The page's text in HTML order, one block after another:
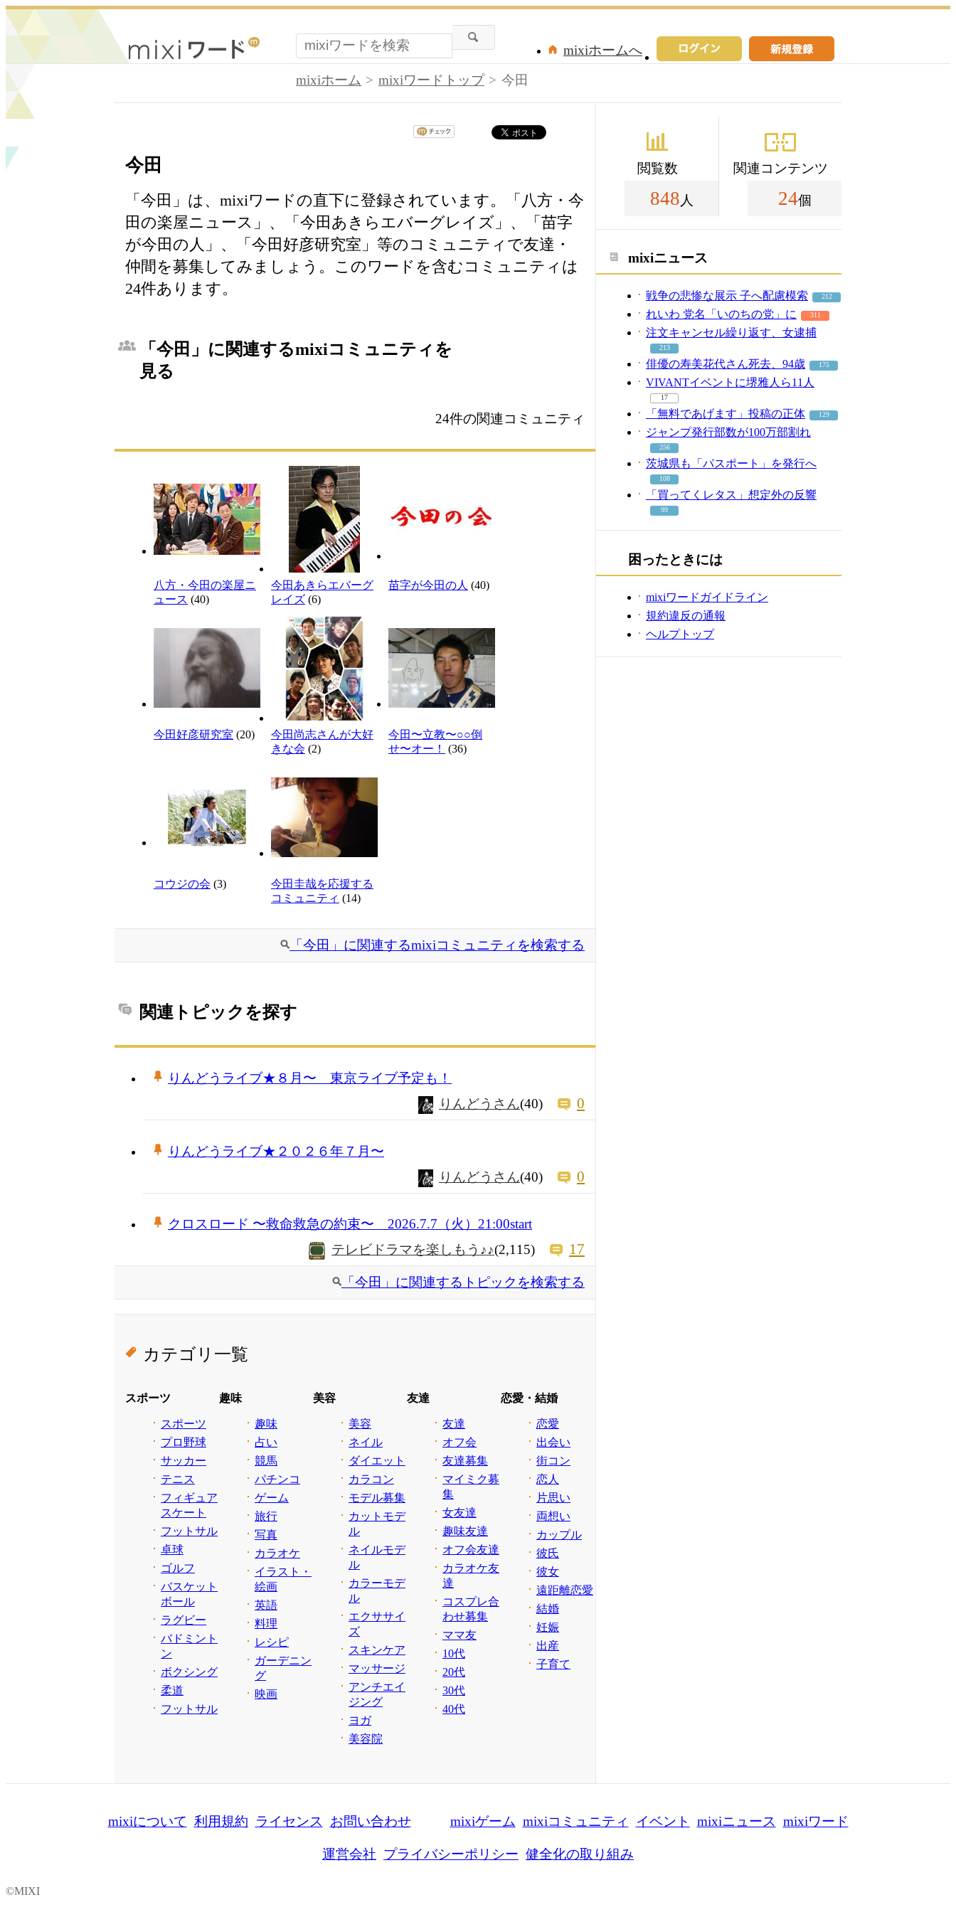
mixiホームへ
mixiホーム
mixiワードトップ 今田
今田
「今田」は、mixiワードの直下に登録されています。「八方・今
田の楽屋ニュース」、「今田あきらエバーグレイズ」、「苗字
が今田の人」、「今田好彦研究室」等のコミュニティで友達・
仲間を募集してみましょう。このワードを含むコミュニティは
24件あります。
「今田」に関連するmixiコミュニティを
見る
24件の関連コミュニティ
八方・今田の楽屋ニ
ュース (40)
今田あきらエバーグ
レイズ (6)
苗字が今田の人 (40)
今田好彦研究室 (20)
今田尚志さんが大好
きな会 (2)
今田〜立教〜○○倒
せ〜オー！
(36)
コウジの会 (3)
今田圭哉を応援する
コミュニティ (14)
「今田」に関連するmixiコミュニティを検索する
関連トピックを探す
りんどうライブ★８月〜 東京ライブ予定も！
りんどうさん(40) 0
りんどうライブ★２０２６年７月〜
りんどうさん(40) 0
クロスロード 〜救命救急の約束〜 2026.7.7（火）21:00start
テレビドラマを楽しもう♪♪(2,115) 17
「今田」に関連するトピックを検索する
カテゴリ一覧
スポーツ
スポーツ
プロ野球
サッカー
テニス
フィギュア
スケート
フットサル
卓球
ゴルフ
バスケット
ボール
ラグビー
バドミント
ン
ボクシング
柔道
フットサル
趣味
趣味
占い
競馬
パチンコ
ゲーム
旅行
写真
カラオケ
イラスト・
絵画
英語
料理
レシピ
ガーデニン
グ
映画
美容
美容
ネイル
ダイエット
カラコン
モデル募集
カットモデ
ル
ネイルモデ
ル
カラーモデ
ル
エクササイ
ズ
スキンケア
マッサージ
アンチエイ
ジング
ヨガ
美容院
友達
友達
オフ会
友達募集
マイミク募
集
女友達
趣味友達
オフ会友達
カラオケ友
達
コスプレ合
わせ募集
ママ友
10代
20代
30代
40代
恋愛・結婚
恋愛
出会い
街コン
恋人
片思い
両想い
カップル
彼氏
彼女
遠距離恋愛
結婚
妊娠
出産
子育て
閲覧数
848 人
関連コンテンツ
24個
mixiニュース
戦争の悲惨な展示 子へ配慮模索 212
れいわ 党名「いのちの党」に 311
注文キャンセル繰り返す、女逮捕
213
俳優の寿美花代さん死去、94歳 175
VIVANTイベントに堺雅人ら11人
17
「無料であげます」投稿の正体 129
ジャンプ発行部数が100万部割れ
256
茨城県も「パスポート」を発行へ
108
「買ってくレタス」想定外の反響
99
困ったときには
mixiワードガイドライン
規約違反の通報
ヘルプトップ
mixiについて 利用規約 ライセンス お問い合わせ mixiゲーム mixiコミュニティ イベント mixiニュース mixiワード
運営会社 プライバシーポリシー 健全化の取り組み
©MIXI